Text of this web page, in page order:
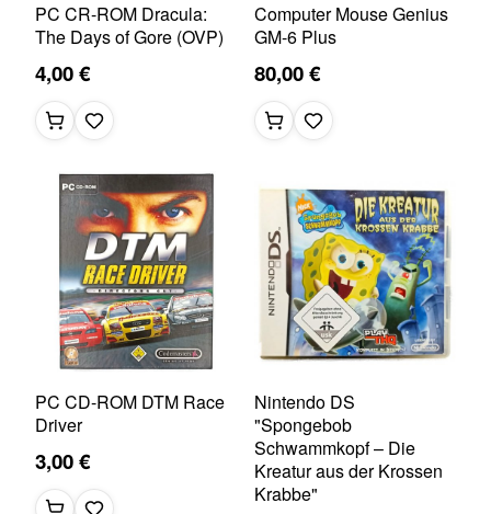
PC CR-ROM Dracula:
The Days of Gore (OVP)
4,00 €
Computer Mouse Genius
GM-6 Plus
80,00 €
PC CD-ROM DTM Race
Driver
3,00 €
Nintendo DS
"Spongebob
Schwammkopf – Die
Kreatur aus der Krossen
Krabbe"